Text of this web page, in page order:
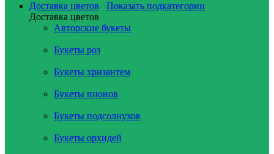
Доставка цветов
Показать подкатегории
Доставка цветов
Авторские букеты
Букеты роз
Букеты хризантем
Букеты пионов
Букеты подсолнухов
Букеты орхидей